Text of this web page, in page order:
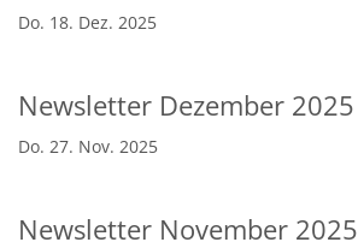
Do. 18. Dez. 2025
Newsletter Dezember 2025
Do. 27. Nov. 2025
Newsletter November 2025